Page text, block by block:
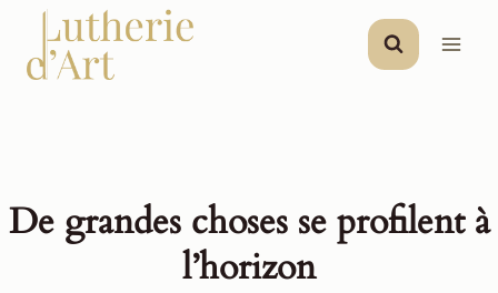
contenu
De grandes choses se profilent à
l’horizon